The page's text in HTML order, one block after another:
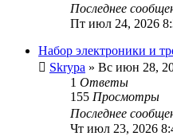
Последнее
Пт июл 24, 2026
Набор электроники и
Skrypa » Вс июн 28,
1 Ответы
155 Просмотры
Последнее
Чт июл 23, 2026